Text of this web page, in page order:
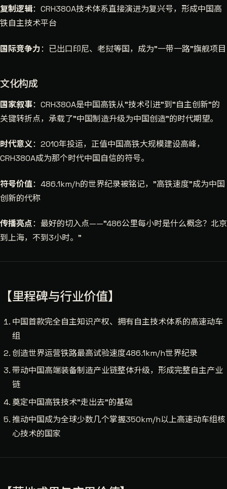
复制逻辑：CRH380A技术体系直接演进为复兴号，形成中国高
铁自主技术平台
国际竞争力：已出口印尼、老挝等国，成为"一带一路"旗舰项目
文化构成
国家叙事：CRH380A是中国高铁从"技术引进"到"自主创新"的
关键转折点，承载了"中国制造升级为中国创造"的时代期望。
时代意义：2010年投运，正值中国高铁大规模建设高峰，
CRH380A成为那个时代中国自信的符号。
符号价值：486.1km/h的世界纪录被铭记，"高铁速度"成为中国
创新的代称
传播亮点：最好的切入点——"486公里每小时是什么概念？北京
到上海，不到3小时。"
【里程碑与行业价值】
中国首款完全自主知识产权、拥有自主技术体系的高速动车
组
创造世界运营铁路最高试验速度486.1km/h世界纪录
带动中国高端装备制造产业链整体升级，形成完整自主产业
链
奠定中国高铁技术"走出去"的基础
推动中国成为全球少数几个掌握350km/h以上高速动车组核
心技术的国家